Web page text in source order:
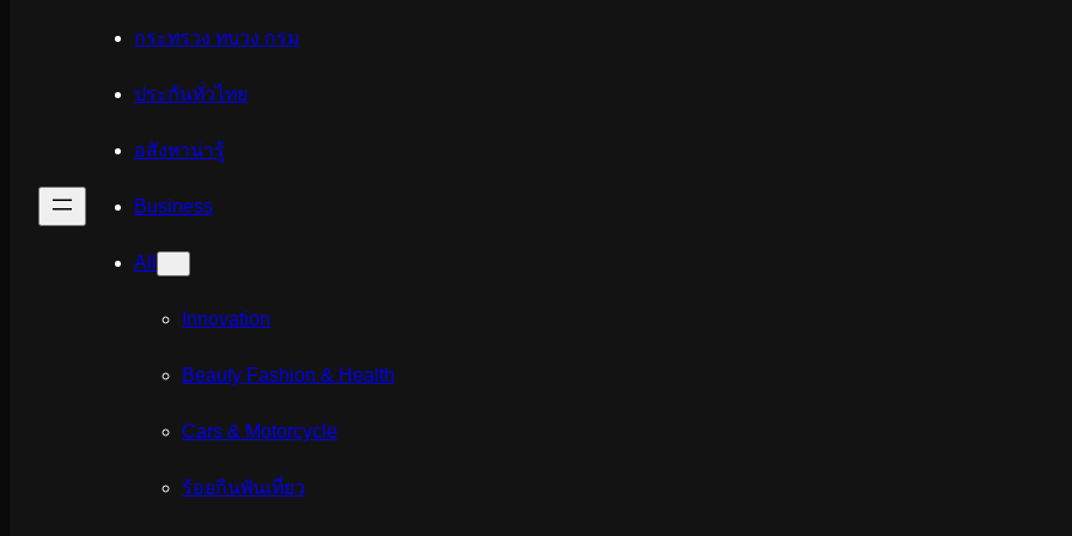
กระทรวง ทบวง กรม
ประกันทั่วไทย
อสังหาน่ารู้
Business
All
Innovation
Beauty Fashion & Health
Cars & Motorcycle
ร้อยกินพันเที่ยว